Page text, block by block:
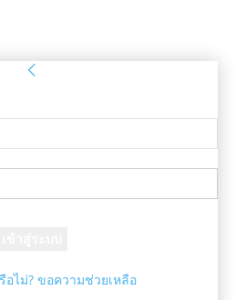
ไม่? ขอความช่วยเหลือ